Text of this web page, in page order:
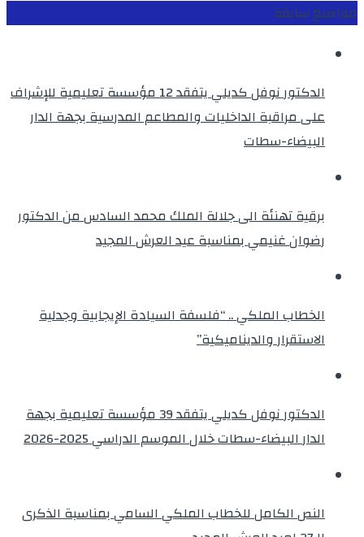
مواضيع سابقة
الدكتور نوفل كديلي يتفقد 12 مؤسسة تعليمية للإشراف
على مراقبة الداخليات والمطاعم المدرسية بجهة الدار
البيضاء-سطات
برقية تهنئة الى جلالة الملك محمد السادس من الدكتور
رضوان غنيمي بمناسبة عيد العرش المجيد
الخطاب الملكي .. “فلسفة السيادة الإيجابية وجدلية
الاستقرار والديناميكية”
الدكتور نوفل كديلي يتفقد 39 مؤسسة تعليمية بجهة
الدار البيضاء-سطات خلال الموسم الدراسي 2025-2026
النص الكامل للخطاب الملكي السامي بمناسبة الذكرى